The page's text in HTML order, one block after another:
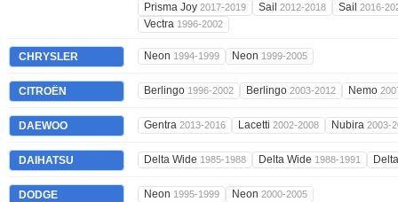
Prisma Joy 2017-2019 Sail 2012-2018 Sail 2016-
Vectra 1996-2002
CHRYSLER Neon 1994-1999 Neon 1999-2005
CITROËN Berlingo 1996-2002 Berlingo 2003-2012 Nemo
DAEWOO Gentra 2013-2016 Lacetti 2002-2008 Nubira 2003-
DAIHATSU Delta Wide 1985-1988 Delta Wide 1988-1991
DODGE Neon 1995-1999 Neon 2000-2005